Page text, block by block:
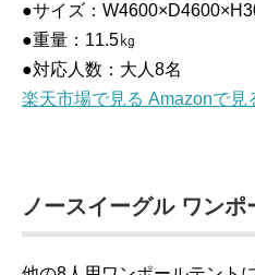
●サイズ：
●重量：11.5㎏
●対応人数：大人8名
楽天市場で見る Amazonで見
ノースイーグル ワン